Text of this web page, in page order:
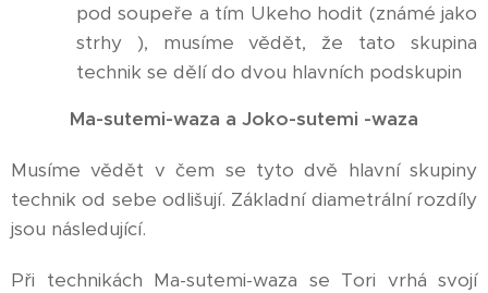
pod soupeře a tím Ukeho hodit (známé jako
strhy ), musíme vědět, že tato skupina
technik se dělí do dvou hlavních podskupin
Ma-sutemi-waza a Joko-sutemi -waza
Musíme vědět v čem se tyto dvě hlavní skupiny
technik od sebe odlišují. Základní diametrální rozdíly
jsou následující.
Při technikách Ma-sutemi-waza se Tori vrhá svojí